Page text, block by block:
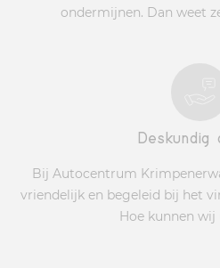
ondermijnen. Dan weet
Deskundig
Bij Autocentrum
vriendelijk en begeleid bij het
Hoe kunnen wij